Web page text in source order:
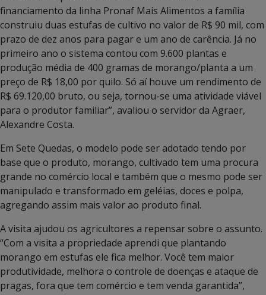
financiamento da linha Pronaf Mais Alimentos a família
construiu duas estufas de cultivo no valor de R$ 90 mil, com
prazo de dez anos para pagar e um ano de carência. Já no
primeiro ano o sistema contou com 9.600 plantas e
produção média de 400 gramas de morango/planta a um
preço de R$ 18,00 por quilo. Só aí houve um rendimento de
R$ 69.120,00 bruto, ou seja, tornou-se uma atividade viável
para o produtor familiar”, avaliou o servidor da Agraer,
Alexandre Costa.
Em Sete Quedas, o modelo pode ser adotado tendo por
base que o produto, morango, cultivado tem uma procura
grande no comércio local e também que o mesmo pode ser
manipulado e transformado em geléias, doces e polpa,
agregando assim mais valor ao produto final.
A visita ajudou os agricultores a repensar sobre o assunto.
“Com a visita a propriedade aprendi que plantando
morango em estufas ele fica melhor. Você tem maior
produtividade, melhora o controle de doenças e ataque de
pragas, fora que tem comércio e tem venda garantida”,